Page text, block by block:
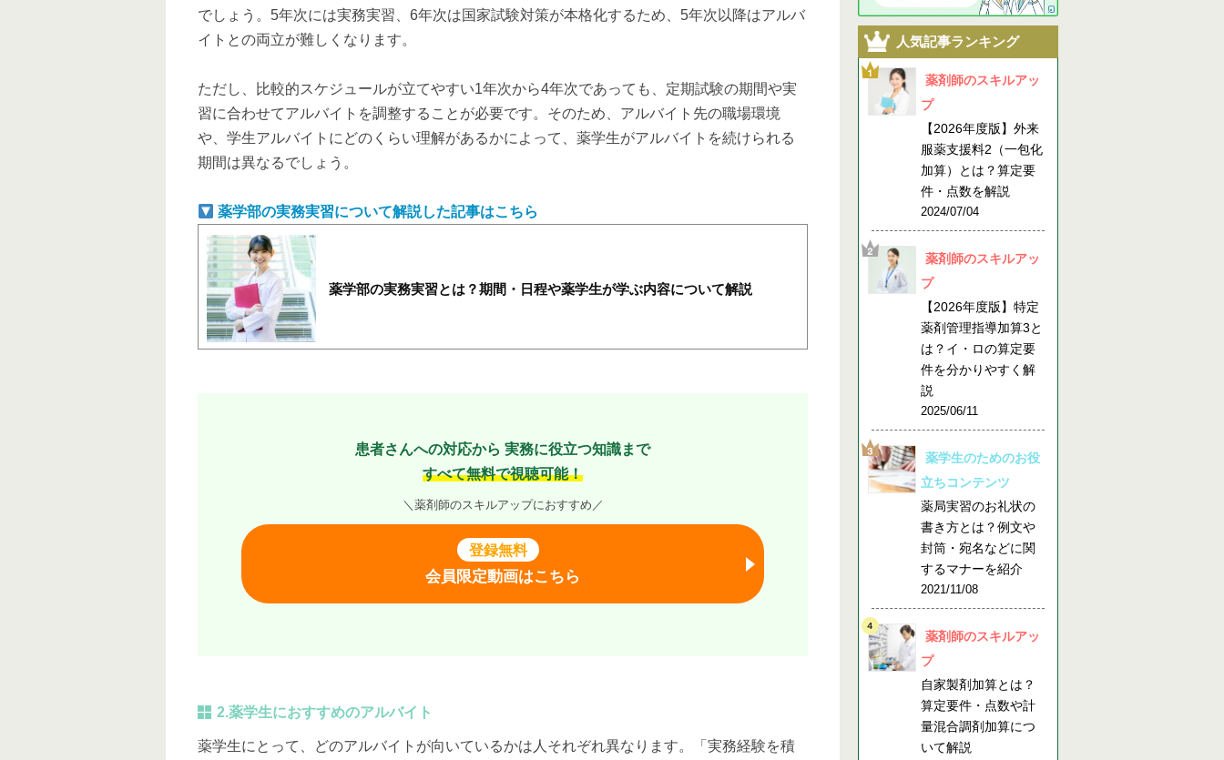
でしょう。5年次には実務実習、6年次は国家試験対策が本格化するため、5年次以降はアルバ
イトとの両立が難しくなります。
ただし、比較的スケジュールが立てやすい1年次から4年次であっても、定期試験の期間や実
習に合わせてアルバイトを調整することが必要です。そのため、アルバイト先の職場環境
や、学生アルバイトにどのくらい理解があるかによって、薬学生がアルバイトを続けられる
期間は異なるでしょう。
薬学部の実務実習について解説した記事はこちら
薬学部の実務実習とは？期間・日程や薬学生が学ぶ内容について解説
患者さんへの対応から 実務に役立つ知識まで
すべて無料で視聴可能！
＼薬剤師のスキルアップにおすすめ／
登録無料
会員限定動画はこちら
2.薬学生におすすめのアルバイト
薬学生にとって、どのアルバイトが向いているかは人それぞれ異なります。「実務経験を積
人気記事ランキング
薬剤師のスキルアッ
プ
【2026年度版】外来
服薬支援料2（一包化
加算）とは？算定要
件・点数を解説
2024/07/04
薬剤師のスキルアッ
プ
【2026年度版】特定
薬剤管理指導加算3と
は？イ・ロの算定要
件を分かりやすく解
説
2025/06/11
薬学生のためのお役
立ちコンテンツ
薬局実習のお礼状の
書き方とは？例文や
封筒・宛名などに関
するマナーを紹介
2021/11/08
薬剤師のスキルアッ
プ
自家製剤加算とは？
算定要件・点数や計
量混合調剤加算につ
いて解説